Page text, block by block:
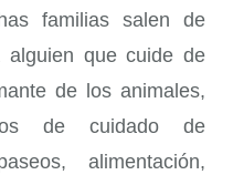
familias salen de
alguien que cuide de
de los animales,
de cuidado de
alimentación,